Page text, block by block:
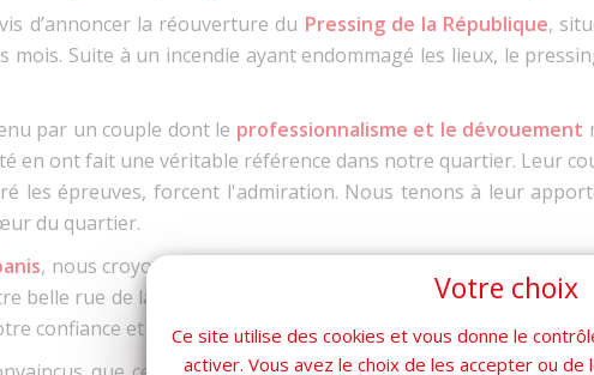
d’annoncer la réouverture du Pressing de la République,
mois. Suite à un incendie ayant endommagé les lieux, le
par un couple dont le professionnalisme et le dévouement
en ont fait une véritable référence dans notre quartier. Leur
les épreuves, forcent l'admiration. Nous tenons à leur
du quartier.
, nous croyons fermement à l’importance de soutenir le
belle rue de la République. C’est pourquoi nous invitons
confiance et de découvrir leur espace fraîchement rénové.
Votre choix
Ce site utilise des cookies et vous donne le
activer. Vous avez le choix de les accepter ou